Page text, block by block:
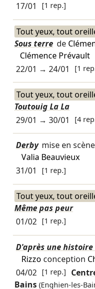
17/01
[1 rep.]
Tout yeux, tout
Sous terre de
Clémence Prévault
22/01 → 24/01 [1
Tout yeux, tout
Toutouig La La
29/01 → 30/01 [4
Derby mise en scène
Valia Beauvieux
31/01
[1 rep.]
Tout yeux, tout
Même pas peur
01/02 [1 rep.]
D'après une
Rizzo conception
04/02 [1 rep.]
Bains (Enghien-les-